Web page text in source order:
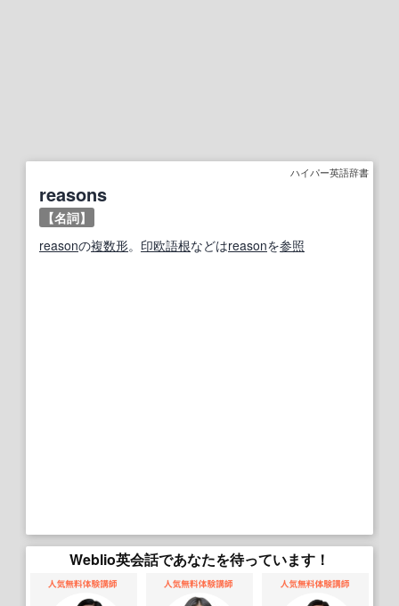
ハイパー英語辞書
reasons
【名詞】
reasonの複数形。 印欧語根などはreasonを参照
Weblio英会話であなたを待っています！